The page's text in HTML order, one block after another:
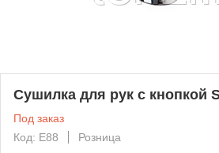
Сушилка для рук с кнопкой
Под заказ
Код: E88
Розница